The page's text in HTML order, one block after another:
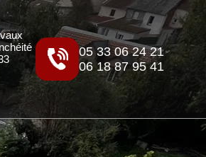
05 33 06 24 21
06 18 87 95 41